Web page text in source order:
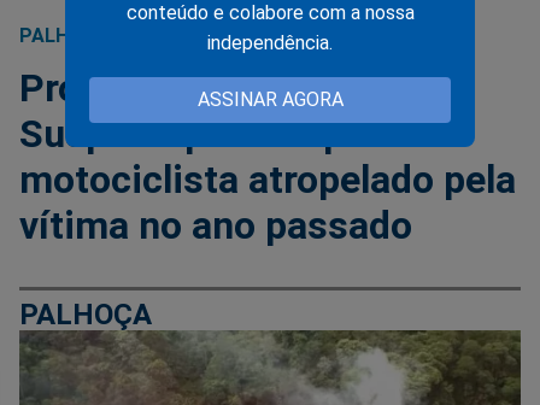
conteúdo e colabore com a nossa
independência.
ASSINAR AGORA
PALHOÇA 20/09/2025
Professor executado:
Suspeito preso é pai de
motociclista atropelado pela
vítima no ano passado
PALHOÇA